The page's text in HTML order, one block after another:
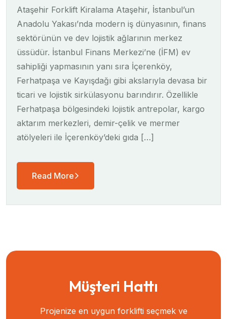
Ataşehir Forklift Kiralama Ataşehir, İstanbul’un
Anadolu Yakası’nda modern iş dünyasının, finans
sektörünün ve dev lojistik ağlarının merkez
üssüdür. İstanbul Finans Merkezi’ne (İFM) ev
sahipliği yapmasının yanı sıra İçerenköy,
Ferhatpaşa ve Kayışdağı gibi akslarıyla devasa bir
ticari ve lojistik sirkülasyonu barındırır. Özellikle
Ferhatpaşa bölgesindeki lojistik antrepolar, kargo
aktarım merkezleri, demir-çelik ve mermer
atölyeleri ile İçerenköy’deki gıda […]
Read More
Müşteri Hattı
Projenize en uygun forklifti seçmek ve